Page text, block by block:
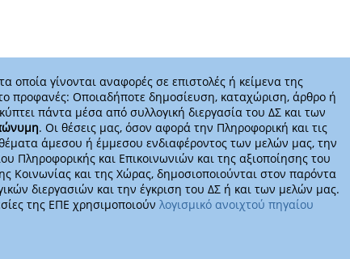
γίνονται αναφορές σε επιστολές ή κείμενα της
προφανές: Οποιαδήποτε δημοσίευση, καταχώριση, άρθρο ή
πάντα μέσα από συλλογική διεργασία του ΔΣ και των
. Οι θέσεις μας, όσον αφορά την Πληροφορική και τις
άμεσου ή έμμεσου ενδιαφέροντος των μελών μας, την
Πληροφορικής και Επικοινωνιών και της αξιοποίησης του
Κοινωνίας και της Χώρας, δημοσιοποιούνται στον παρόντα
διεργασιών και την έγκριση του ΔΣ ή και των μελών μας.
της ΕΠΕ χρησιμοποιούν λογισμικό ανοιχτού πηγαίου